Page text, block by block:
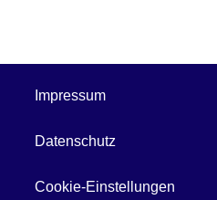
Impressum
Datenschutz
Cookie-Einstellungen